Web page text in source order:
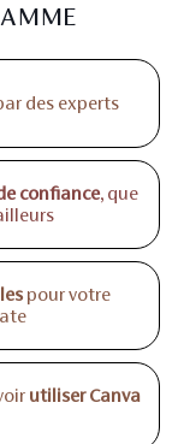
des experts
confiance, que
pour votre
utiliser Canva